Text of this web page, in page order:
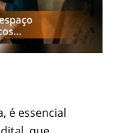
é essencial